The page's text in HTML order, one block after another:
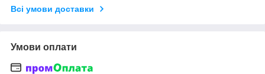
Всі умови доставки
Умови оплати